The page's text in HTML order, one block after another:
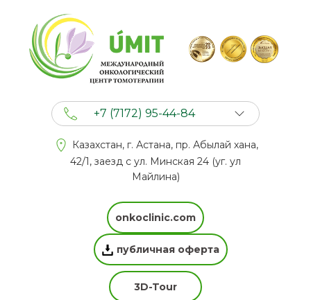
+7 (7172) 95-44-84
+7 (777) 201 44 44
Казахстан, г. Астана, пр. Абылай хана,
42/1, заезд с ул. Минская 24 (уг. ул
Майлина)
onkoclinic.com
публичная оферта
3D-Tour